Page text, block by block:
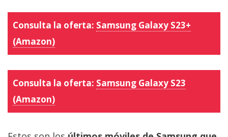
Consulta la oferta: Samsung Galaxy S23+
(Amazon)
Consulta la oferta: Samsung Galaxy S23
(Amazon)